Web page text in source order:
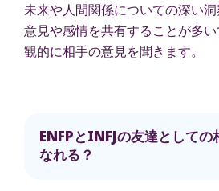
未来や人間関係についての深い
意見や感情を共有することが多
観的に相手の意見を聞きます。
ENFPとINFJの友達としての
なれる？